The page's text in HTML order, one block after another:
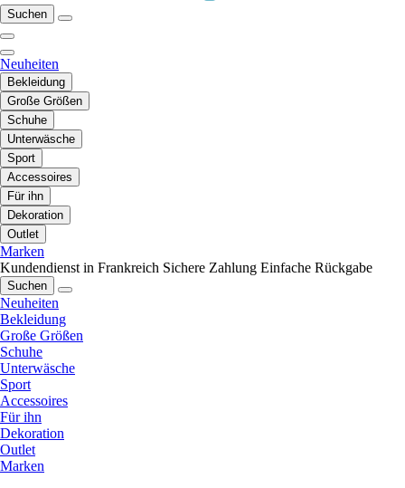
Suchen
Neuheiten
Bekleidung
Große Größen
Schuhe
Unterwäsche
Sport
Accessoires
Für ihn
Dekoration
Outlet
Marken
Kundendienst in Frankreich Sichere Zahlung Einfache Rückgabe
Suchen
Neuheiten
Bekleidung
Große Größen
Schuhe
Unterwäsche
Sport
Accessoires
Für ihn
Dekoration
Outlet
Marken